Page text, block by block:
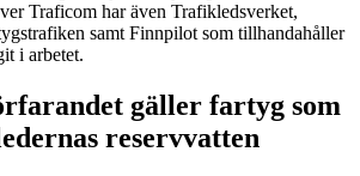
Traficom har även Trafikledsverket,
samt Finnpilot som tillhandahåller
i arbetet.
gäller fartyg som
reservvatten